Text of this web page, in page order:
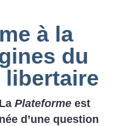
à la
du
libertaire
LaPlateforme est
née d’une question